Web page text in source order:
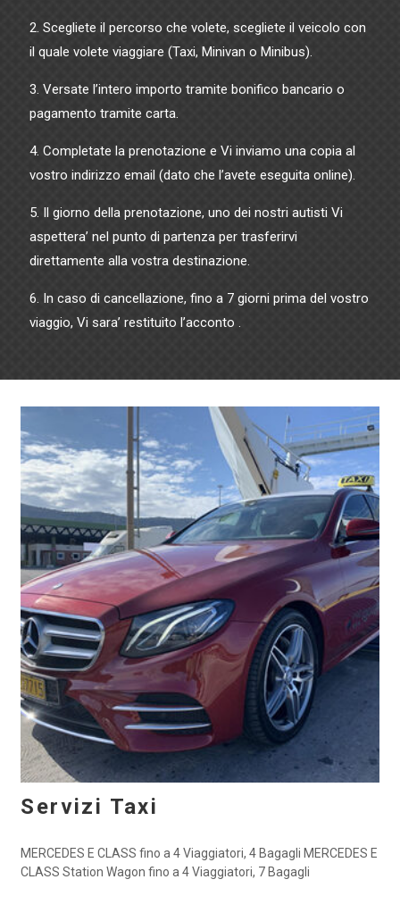
2. Scegliete il percorso che volete, scegliete il veicolo con
il quale volete viaggiare (Taxi, Minivan o Minibus).
3. Versate l’intero importo tramite bonifico bancario o
pagamento tramite carta.
4. Completate la prenotazione e Vi inviamo una copia al
vostro indirizzo email (dato che l’avete eseguita online).
5. Il giorno della prenotazione, uno dei nostri autisti Vi
aspettera’ nel punto di partenza per trasferirvi
direttamente alla vostra destinazione.
6. In caso di cancellazione, fino a 7 giorni prima del vostro
viaggio, Vi sara’ restituito l’acconto .
Servizi Taxi
ΜΕRCEDES E CLASS fino a 4 Viaggiatori, 4 Bagagli ΜΕRCEDES E
CLASS Station Wagon fino a 4 Viaggiatori, 7 Bagagli